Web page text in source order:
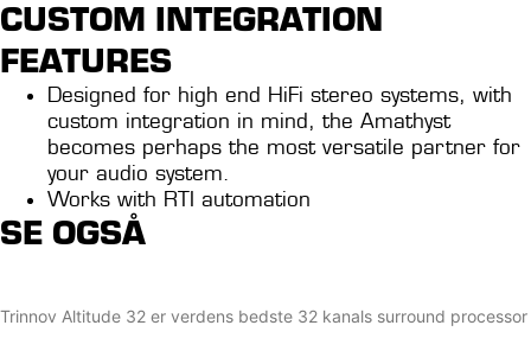
CUSTOM INTEGRATION
FEATURES
Designed for high end HiFi stereo systems, with
custom integration in mind, the Amathyst
becomes perhaps the most versatile partner for
your audio system.
Works with RTI automation
SE OGSÅ
Trinnov Altitude 32 er verdens bedste 32 kanals surround processor